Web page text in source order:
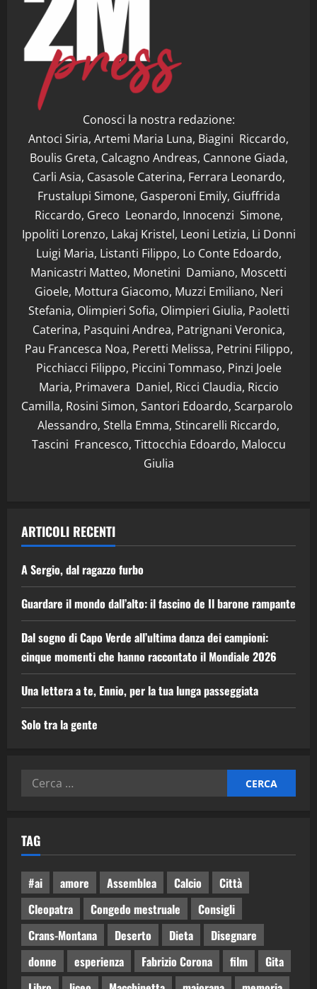
Conosci la nostra redazione:
Antoci Siria, Artemi Maria Luna, Biagini Riccardo,
Boulis Greta, Calcagno Andreas, Cannone Giada,
Carli Asia, Casasole Caterina, Ferrara Leonardo,
Frustalupi Simone, Gasperoni Emily, Giuffrida
Riccardo, Greco Leonardo, Innocenzi Simone,
Ippoliti Lorenzo, Lakaj Kristel, Leoni Letizia, Li Donni
Luigi Maria, Listanti Filippo, Lo Conte Edoardo,
Manicastri Matteo, Monetini Damiano, Moscetti
Gioele, Mottura Giacomo, Muzzi Emiliano, Neri
Stefania, Olimpieri Sofia, Olimpieri Giulia, Paoletti
Caterina, Pasquini Andrea, Patrignani Veronica,
Pau Francesca Noa, Peretti Melissa, Petrini Filippo,
Picchiacci Filippo, Piccini Tommaso, Pinzi Joele
Maria, Primavera Daniel, Ricci Claudia, Riccio
Camilla, Rosini Simon, Santori Edoardo, Scarparolo
Alessandro, Stella Emma, Stincarelli Riccardo,
Tascini Francesco, Tittocchia Edoardo, Maloccu
Giulia
ARTICOLI RECENTI
A Sergio, dal ragazzo furbo
Guardare il mondo dall’alto: il fascino de Il barone rampante
Dal sogno di Capo Verde all’ultima danza dei campioni:
cinque momenti che hanno raccontato il Mondiale 2026
Una lettera a te, Ennio, per la tua lunga passeggiata
Solo tra la gente
TAG
#ai amore Assemblea Calcio
Città
Cleopatra
Congedo mestruale
Consigli
Crans-Montana
Deserto Dieta
Disegnare
donne
esperienza Fabrizio Corona film
Gita